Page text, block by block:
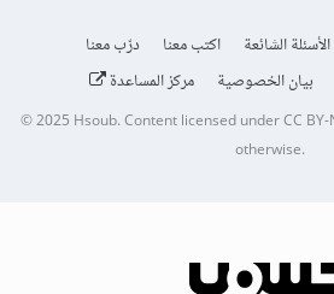
الأسئلة الشائعة اكتب معنا
درّب معنا
بيان الخصوصية مركز المساعدة
© 2025Hsoub.Content licensed underCC
otherwise.